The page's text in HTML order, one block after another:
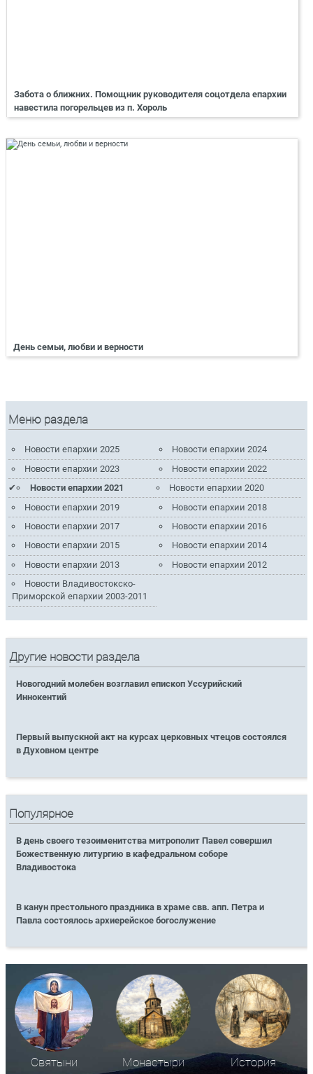
Забота о ближних. Помощник руководителя соцотдела епархии
навестила погорельцев из п. Хороль
День семьи, любви и верности
Меню раздела
Новости епархии 2025
Новости епархии 2024
Новости епархии 2023
Новости епархии 2022
Новости епархии 2021
Новости епархии 2020
Новости епархии 2019
Новости епархии 2018
Новости епархии 2017
Новости епархии 2016
Новости епархии 2015
Новости епархии 2014
Новости епархии 2013
Новости епархии 2012
Новости Владивостокско-
Приморской епархии 2003-2011
Другие новости раздела
Новогодний молебен возглавил епископ Уссурийский
Иннокентий
Первый выпускной акт на курсах церковных чтецов состоялся
в Духовном центре
Популярное
В день своего тезоименитства митрополит Павел совершил
Божественную литургию в кафедральном соборе
Владивостока
В канун престольного праздника в храме свв. апп. Петра и
Павла состоялось архиерейское богослужение
Святыни Монастыри История